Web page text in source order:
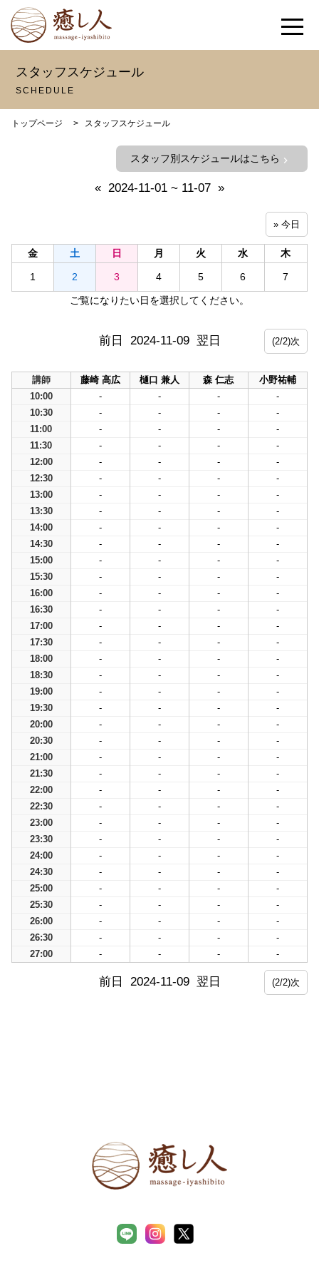
スタッフスケジュール
SCHEDULE
トップページ > スタッフスケジュール
スタッフ別スケジュールはこちら chevron_right
« 2024-11-01 ~ 11-07 »
» 今日
金 土 日 月 火 水 木
1 2 3 4 5 6 7
ご覧になりたい日を選択してください。
前日 2024-11-09 翌日 (2/2)次
講師 藤崎 高広 樋口 兼人 森 仁志
小野祐輔
10:00
- - -
-
10:30
- - -
-
11:00
- - -
-
11:30
- - -
-
12:00
- - -
-
12:30
- - -
-
13:00
- - -
-
13:30
- - -
-
14:00
- - -
-
14:30
- - -
-
15:00
- - -
-
15:30
- - -
-
16:00
- - -
-
16:30
- - -
-
17:00
- - -
-
17:30
- - -
-
18:00
- - -
-
18:30
- - -
-
19:00
- - -
-
19:30
- - -
-
20:00
- - -
-
20:30
- - -
-
21:00
- - -
-
21:30
- - -
-
22:00
- - -
-
22:30
- - -
-
23:00
- - -
-
23:30
- - -
-
24:00
- - -
-
24:30
- - -
-
25:00
- - -
-
25:30
- - -
-
26:00
- - -
-
26:30
- - -
-
27:00
- - - -
前日 2024-11-09 翌日 (2/2)次